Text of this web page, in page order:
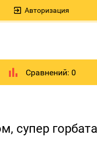
Авторизация
Сравнений: 0
супер